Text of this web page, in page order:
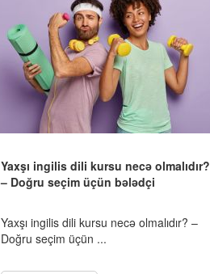
Yaxşı ingilis dili kursu necə olmalıdır?
– Doğru seçim üçün bələdçi
Yaxşı ingilis dili kursu necə olmalıdır? –
Doğru seçim üçün ...